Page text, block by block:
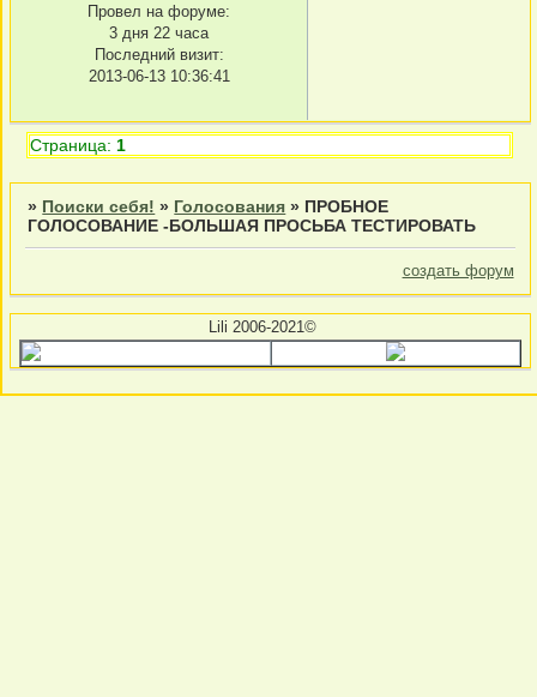
Провел на форуме:
3 дня 22 часа
Последний визит:
2013-06-13 10:36:41
Страница: 1
» Поиски себя! » Голосования » ПРОБНОЕ
ГОЛОСОВАНИЕ -БОЛЬШАЯ ПРОСЬБА ТЕСТИРОВАТЬ
создать форум
Lili 2006-2021©